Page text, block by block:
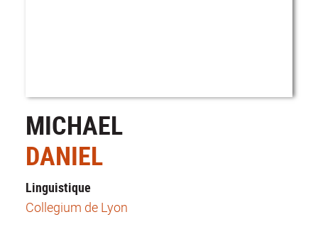
MICHAEL
DANIEL
Linguistique
Collegium de Lyon